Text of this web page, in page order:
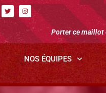
Porter ce maillot
NOS ÉQUIPES